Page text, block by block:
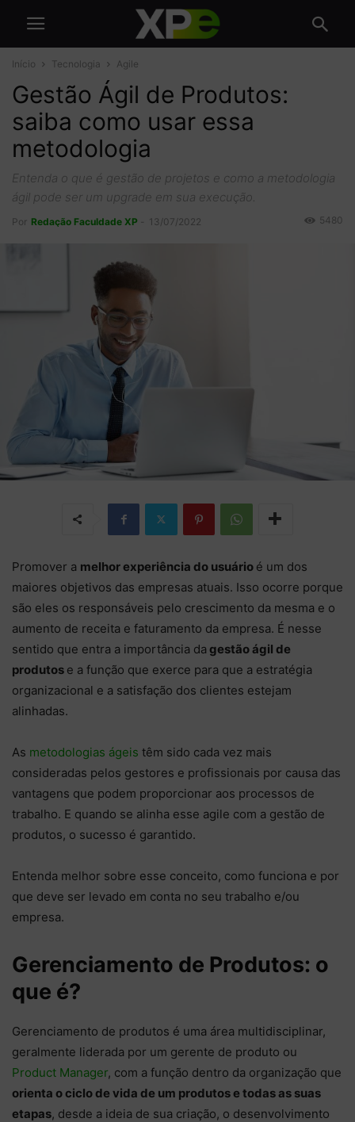
Início Tecnologia Agile
Gestão Ágil de Produtos:
saiba como usar essa
metodologia
Entenda o que é gestão de projetos e como a metodologia
ágil pode ser um upgrade em sua execução.
Por Redação Faculdade XP 13/07/2022 5480
Promover a melhor experiência do usuário é um dos
maiores objetivos das empresas atuais. Isso ocorre porque
são eles os responsáveis pelo crescimento da mesma e o
aumento de receita e faturamento da empresa. É nesse
sentido que entra a importância da gestão ágil de
produtos e a função que exerce para que a estratégia
organizacional e a satisfação dos clientes estejam
alinhadas.
As metodologias ágeis têm sido cada vez mais
consideradas pelos gestores e profissionais por causa das
vantagens que podem proporcionar aos processos de
trabalho. E quando se alinha esse agile com a gestão de
produtos, o sucesso é garantido.
Entenda melhor sobre esse conceito, como funciona e por
que deve ser levado em conta no seu trabalho e/ou
empresa.
Gerenciamento de Produtos: o
que é?
Gerenciamento de produtos é uma área multidisciplinar,
geralmente liderada por um gerente de produto ou
Product Manager, com a função dentro da organização que
orienta o ciclo de vida de um produtos e todas as suas
etapas, desde a ideia de sua criação, o desenvolvimento